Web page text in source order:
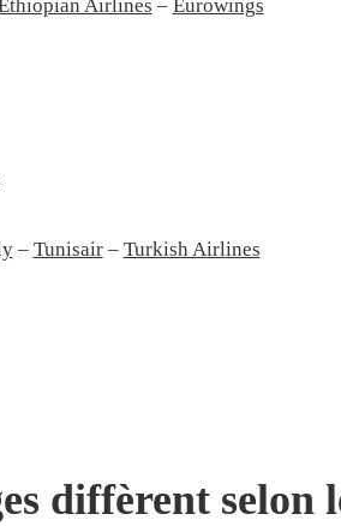
Airlines – Eurowings
– Tunisair– Turkish Airlines
diffèrent selon